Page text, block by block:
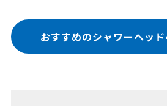
おすすめのシャワーヘッド